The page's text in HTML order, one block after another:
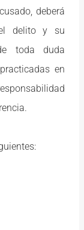
deberá
delito y su
toda duda
en